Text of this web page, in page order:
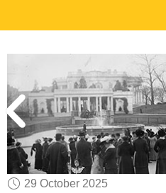
29 October 2025